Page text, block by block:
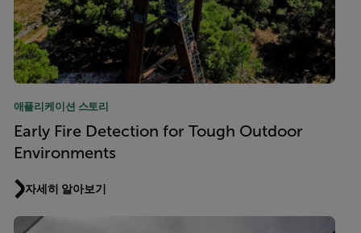
애플리케이션 스토리
Early Fire Detection for Tough Outdoor
Environments
자세히 알아보기